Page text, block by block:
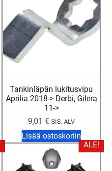
Tankinläpän lukitusvipu
Aprilia 2018-> Derbi, Gilera
11->
9,01€ SIS. ALV
Lisää ostoskoriin
ALE!